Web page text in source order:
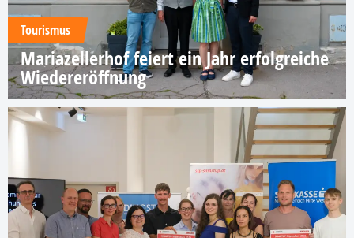
Tourismus
Mariazellerhof feiert ein Jahr erfolgreiche
Wiedereröffnung